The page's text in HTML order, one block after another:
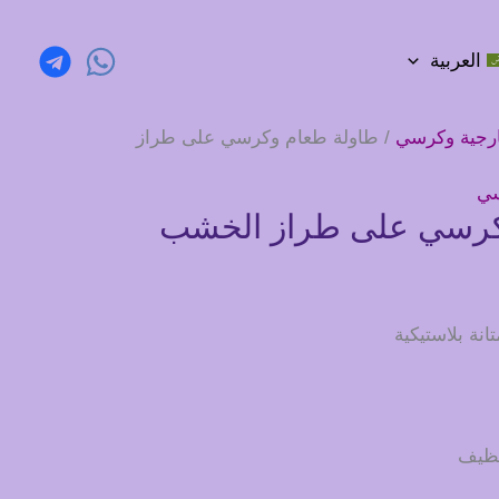
العربية
وكرسي / طاولة طعام وكرسي على طراز
على طراز الخشب
بلاستيكية